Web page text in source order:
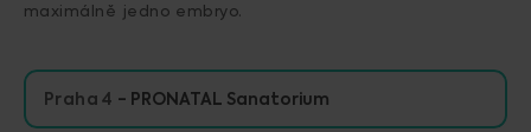
maximálně jedno embryo.
Praha 4 PRONATAL Sanatorium